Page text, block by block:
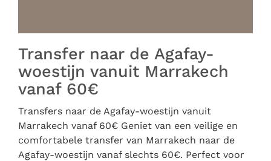
Transfer naar de Agafay-
woestijn vanuit Marrakech
vanaf 60€
Transfers naar de Agafay-woestijn vanuit
Marrakech vanaf 60€ Geniet van een veilige en
comfortabele transfer van Marrakech naar de
Agafay-woestijn vanaf slechts 60€. Perfect voor